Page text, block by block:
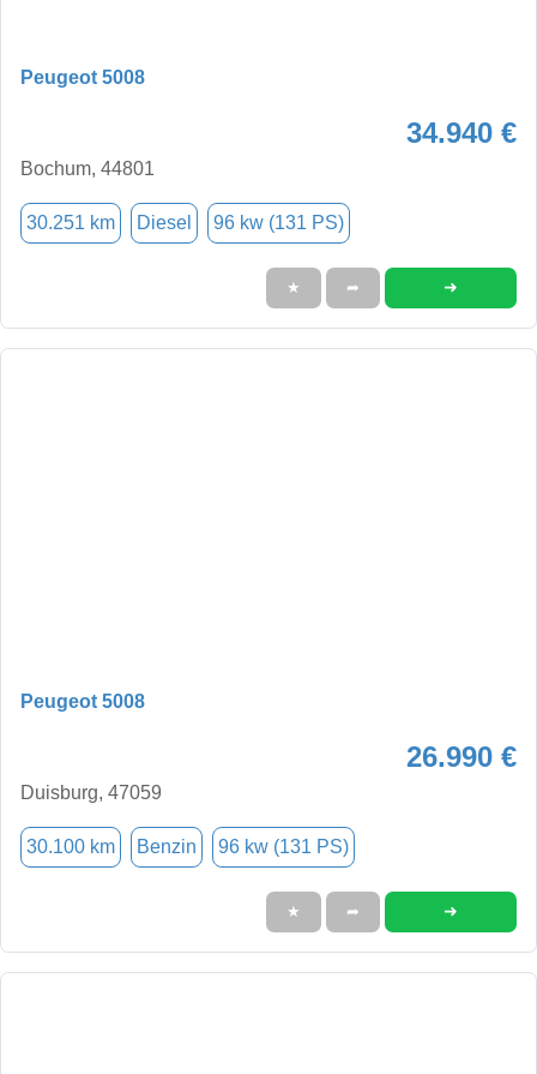
Peugeot 5008
34.940 €
Bochum, 44801
30.251 km Diesel 96 kw (131 PS)
★ ➦ ➜
Peugeot 5008
26.990 €
Duisburg, 47059
30.100 km Benzin 96 kw (131 PS)
★ ➦ ➜